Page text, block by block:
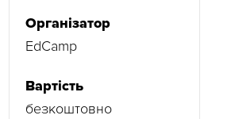
Організатор
EdCamp
Вартість
безкоштовно